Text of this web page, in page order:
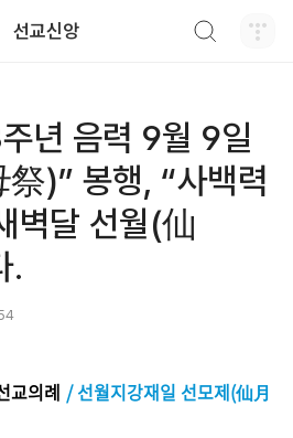
선교신앙
년 음력 9월 9일
)” 봉행, “사백력
벽달 선월(仙
.
교의례 / 선월지강재일 선모제(仙月